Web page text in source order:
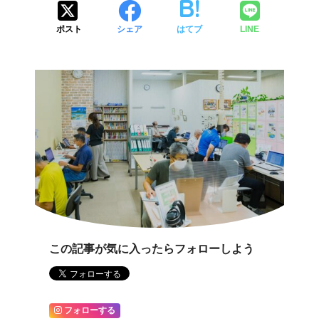
ポスト シェア はてブ LINE
この記事が気に入ったらフォローしよう
フォローする